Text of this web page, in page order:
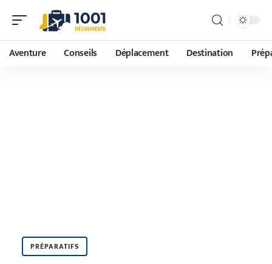
Aventure Conseils Déplacement Destination
PRÉPARATIFS